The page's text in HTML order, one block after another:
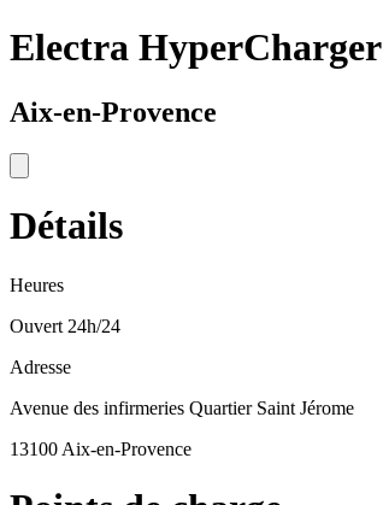
Electra HyperCharger
Aix-en-Provence
Détails
Heures
Ouvert 24h/24
Adresse
Avenue des infirmeries Quartier Saint Jérome
13100 Aix-en-Provence